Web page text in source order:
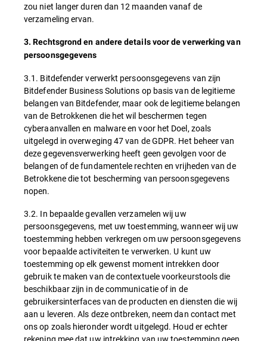
zou niet langer duren dan 12 maanden vanaf de
verzameling ervan.
3. Rechtsgrond en andere details voor de verwerking van
persoonsgegevens
3.1. Bitdefender verwerkt persoonsgegevens van zijn
Bitdefender Business Solutions op basis van de legitieme
belangen van Bitdefender, maar ook de legitieme belangen
van de Betrokkenen die het wil beschermen tegen
cyberaanvallen en malware en voor het Doel, zoals
uitgelegd in overweging 47 van de GDPR. Het beheer van
deze gegevensverwerking heeft geen gevolgen voor de
belangen of de fundamentele rechten en vrijheden van de
Betrokkene die tot bescherming van persoonsgegevens
nopen.
3.2. In bepaalde gevallen verzamelen wij uw
persoonsgegevens, met uw toestemming, wanneer wij uw
toestemming hebben verkregen om uw persoonsgegevens
voor bepaalde activiteiten te verwerken. U kunt uw
toestemming op elk gewenst moment intrekken door
gebruik te maken van de contextuele voorkeurstools die
beschikbaar zijn in de communicatie of in de
gebruikersinterfaces van de producten en diensten die wij
aan u leveren. Als deze ontbreken, neem dan contact met
ons op zoals hieronder wordt uitgelegd. Houd er echter